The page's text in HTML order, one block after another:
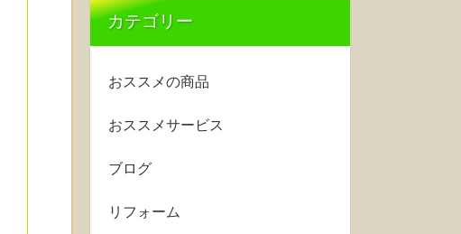
カテゴリー
おススメの商品
おススメサービス
ブログ
リフォーム